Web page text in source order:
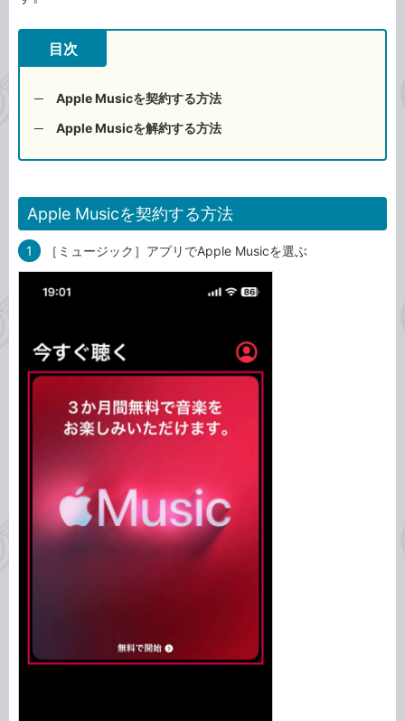
目次
Apple Musicを契約する方法
Apple Musicを解約する方法
Apple Musicを契約する方法
1 ［ミュージック］アプリでApple Musicを選ぶ